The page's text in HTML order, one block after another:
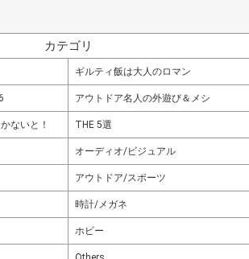
カテゴリ
ギルティ飯は大人のロマン
アウトドア名人の外遊び＆メシ
ないと！ THE 5選
オーディオ/ビジュアル
アウトドア/スポーツ
時計/メガネ
ホビー